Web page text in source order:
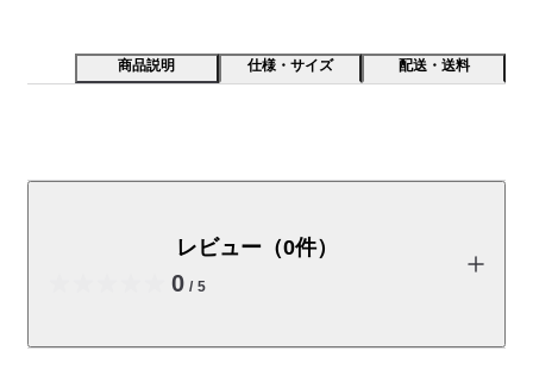
商品説明 仕様・サイズ 配送・送料
取扱説明書（PDF：2.7MB）
受取手段店舗受け取り可・コンビニ受け取り不可
レビュー（0件）
0 / 5